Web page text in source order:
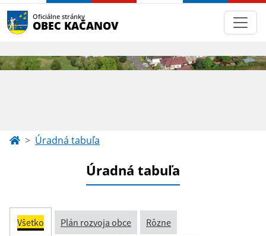
Oficiálne stránky
OBEC KAČANOV
Úradná tabuľa
Úradná tabuľa
Všetko Plán rozvoja obce Rôzne